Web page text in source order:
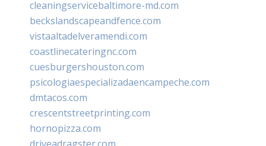
cleaningservicebaltimore-md.com
beckslandscapeandfence.com
vistaaltadelveramendi.com
coastlinecateringnc.com
cuesburgershouston.com
psicologiaespecializadaencampeche.com
dmtacos.com
crescentstreetprinting.com
hornopizza.com